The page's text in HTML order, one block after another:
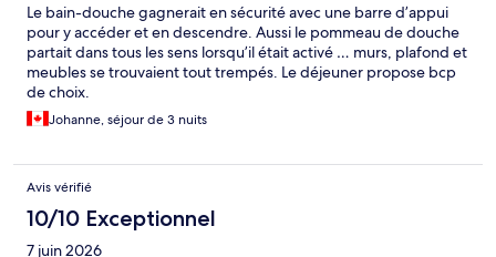
Le bain-douche gagnerait en sécurité avec une barre d’appui
pour y accéder et en descendre. Aussi le pommeau de douche
partait dans tous les sens lorsqu’il était activé … murs, plafond et
meubles se trouvaient tout trempés. Le déjeuner propose bcp
de choix.
Johanne, séjour de 3 nuits
Avis vérifié
10/10 Exceptionnel
7 juin 2026